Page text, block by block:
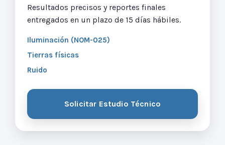
Resultados precisos y reportes finales
entregados en un plazo de 15 días hábiles.
Iluminación (NOM-025)
Tierras físicas
Ruido
Solicitar Estudio Técnico